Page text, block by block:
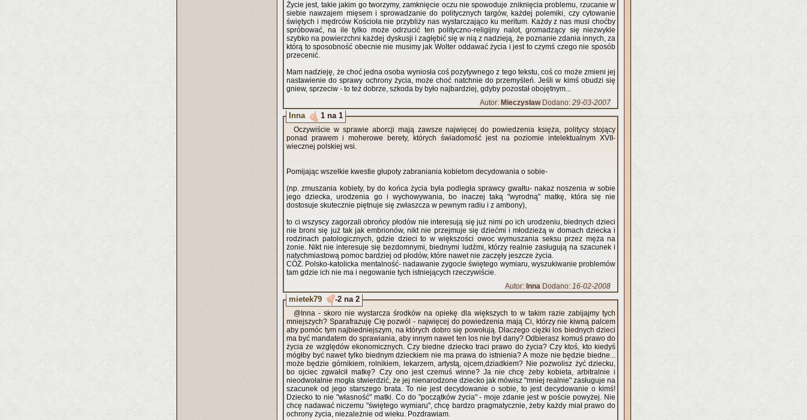
Życie jest, takie jakim go tworzymy, zamknięcie oczu nie spowoduje zniknięcia problemu, rzucanie w
siebie nawzajem mięsem i sprowadzanie do politycznych targów, każdej polemiki, czy cytowanie
świętych i mędrców Kościoła nie przybliży nas wystarczająco ku meritum. Każdy z nas musi choćby
spróbować, na ile tylko może odrzucić ten polityczno-religijny nalot, gromadzący się niezwykle
szybko na powierzchni każdej dyskusji i zagłębić się w nią z nadzieją, że poznanie zdania innych, za
którą to sposobność obecnie nie musimy jak Wolter oddawać życia i jest to czymś czego nie sposób
przecenić.
Mam nadzieję, że choć jedna osoba wyniosła coś pozytywnego z tego tekstu, coś co może zmieni jej
nastawienie do sprawy ochrony życia, może choć natchnie do przemyśleń. Jeśli w kimś obudzi się
gniew, sprzeciw - to też dobrze, szkoda by było najbardziej, gdyby pozostał obojętnym...
Autor: MieczysławDodano: 29-03-2007
Inna 1 na 1
Oczywiście w sprawie aborcji mają zawsze najwięcej do powiedzenia księża, politycy stojący
ponad prawem i moherowe berety, których świadomość jest na poziomie intelektualnym XVII-
wiecznej polskiej wsi.
Pomijając wszelkie kwestie głupoty zabraniania kobietom decydowania o sobie-
(np. zmuszania kobiety, by do końca życia była podległa sprawcy gwałtu- nakaz noszenia w sobie
jego dziecka, urodzenia go i wychowywania, bo inaczej taką "wyrodną" matkę, która się nie
dostosuje skutecznie piętnuje się zwłaszcza w pewnym radiu i z ambony),
to ci wszyscy zagorzali obrońcy płodów nie interesują się już nimi po ich urodzeniu, biednych dzieci
nie broni się już tak jak embrionów, nikt nie przejmuje się dziećmi i młodzieżą w domach dziecka i
rodzinach patologicznych, gdzie dzieci to w większości owoc wymuszania seksu przez męża na
żonie. Nikt nie interesuje się bezdomnymi, biednymi ludźmi, którzy realnie zasługują na szacunek i
natychmiastową pomoc bardziej od płodów, które nawet nie zaczęły jeszcze życia.
CÓŻ. Polsko-katolicka mentalność- nadawanie zygocie świętego wymiaru, wyszukiwanie problemów
tam gdzie ich nie ma i negowanie tych istniejących rzeczywiście.
Autor: Inna Dodano: 16-02-2008
mietek79 -2 na 2
@Inna - skoro nie wystarcza środków na opiekę dla większych to w takim razie zabijajmy tych
mniejszych? Sparafrazuję Cię pozwól - najwięcej do powiedzenia mają Ci, którzy nie kiwną palcem
aby pomóc tym najbiedniejszym, na których dobro się powołują. Dlaczego ciężki los biednych dzieci
ma być mandatem do sprawiania, aby innym nawet ten los nie był dany? Odbierasz komuś prawo do
życia ze względów ekonomicznych. Czy biedne dziecko traci prawo do życia? Czy ktoś, kto kiedyś
mógłby być nawet tylko biednym dzieckiem nie ma prawa do istnienia? A może nie będzie biedne...
może będzie górnikiem, rolnikiem, lekarzem, artystą, ojcem,dziadkiem? Nie pozwolisz żyć dziecku,
bo ojciec zgwałcił matkę? Czy ono jest czemuś winne? Ja nie chcę żeby kobieta, arbitralnie i
nieodwołalnie mogła stwierdzić, że jej nienarodzone dziecko jak mówisz "mniej realnie" zasługuje na
szacunek od jego starszego brata. To nie jest decydowanie o sobie, to jest decydowanie o kimś!
Dziecko to nie "własność" matki. Co do "początków życia" - moje zdanie jest w poście powyżej. Nie
chcę nadawać niczemu "świętego wymiaru", chcę bardzo pragmatycznie, żeby każdy miał prawo do
ochrony życia, niezależnie od wieku. Pozdrawiam.